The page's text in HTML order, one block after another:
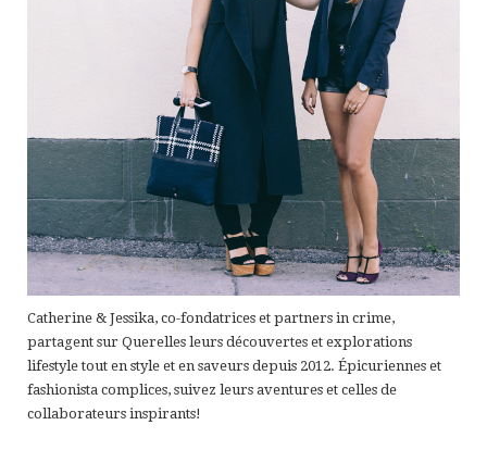
Catherine & Jessika, co-fondatrices et partners in crime,
partagent sur Querelles leurs découvertes et explorations
lifestyle tout en style et en saveurs depuis 2012. Épicuriennes et
fashionista complices, suivez leurs aventures et celles de
collaborateurs inspirants!